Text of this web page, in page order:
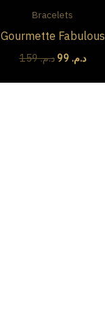
Bracelets
Gourmette Fabulous
د.م.159
initial
د.م. 159.
د.م.